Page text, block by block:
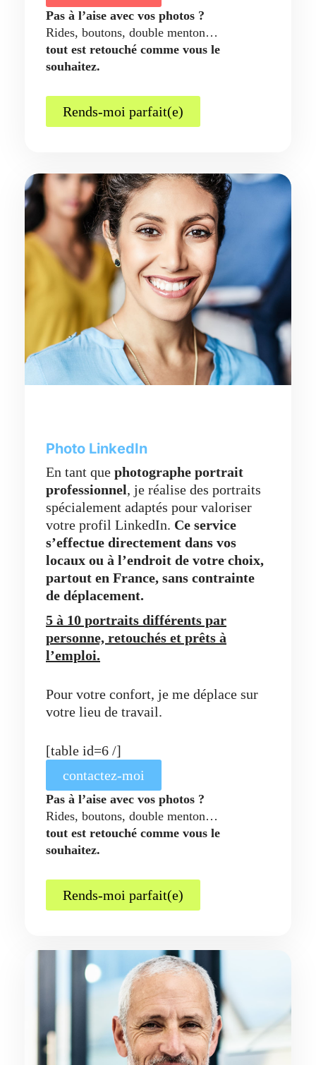
Pas à l’aise avec vos photos ?
Rides, boutons, double menton…
tout est retouché comme vous le
souhaitez.
Rends-moi parfait(e)
Photo LinkedIn
En tant que photographe portrait
professionnel, je réalise des portraits
spécialement adaptés pour valoriser
votre profil LinkedIn. Ce service
s’effectue directement dans vos
locaux ou à l’endroit de votre choix,
partout en France, sans contrainte
de déplacement.
5 à 10 portraits différents par
personne, retouchés et prêts à
l’emploi.
Pour votre confort, je me déplace sur
votre lieu de travail.
[table id=6 /]
contactez-moi
Pas à l’aise avec vos photos ?
Rides, boutons, double menton…
tout est retouché comme vous le
souhaitez.
Rends-moi parfait(e)